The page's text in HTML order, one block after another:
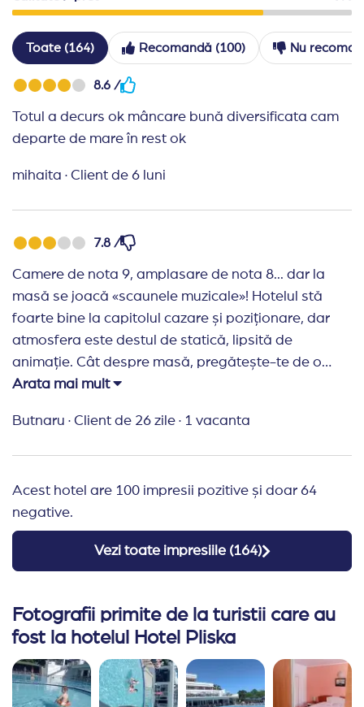
Toate (164) Recomandă (100) Nu
8.6 /
Totul a decurs ok mâncare bună diversificata cam
departe de mare în rest ok
mihaita · Client de 6 luni
7.8 /
Camere de nota 9, amplasare de nota 8... dar la
masă se joacă «scaunele muzicale»! Hotelul stă
foarte bine la capitolul cazare și poziționare, dar
atmosfera este destul de statică, lipsită de
animație. Cât despre masă, pregătește-te de o
adevărată strategie militară ca să prinzi un loc liber.
restaurantul are nevoie de o mai bună organizare.
Recomand Travelplanner: Foarte OK!
Arata mai mult
Butnaru · Client de 26 zile · 1 vacanta
Acest hotel are 100 impresii pozitive și doar 64
negative.
Vezi toate impresiile (164)
Fotografii primite de la turistii care au
fost la hotelul Hotel Pliska